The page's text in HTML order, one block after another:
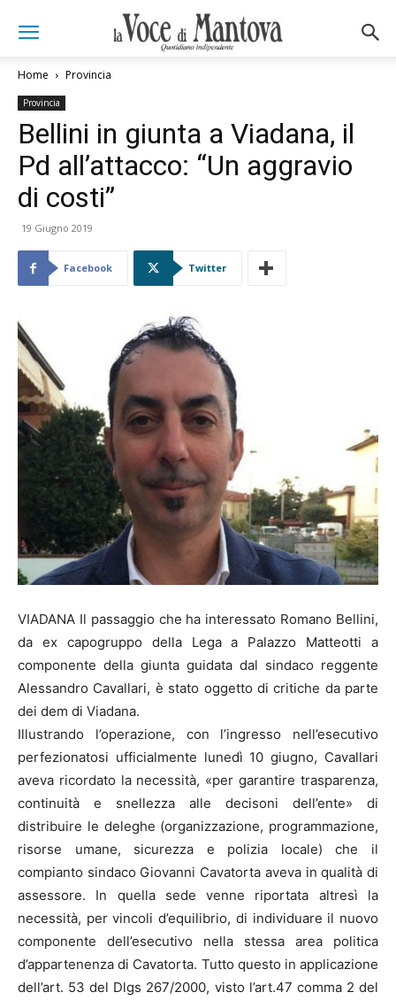
Home Provincia
Provincia
Bellini in giunta a Viadana, il
Pd all’attacco: “Un aggravio
di costi”
19 Giugno 2019
Facebook Twitter
VIADANA Il passaggio che ha interessato Romano Bellini,
da ex capogruppo della Lega a Palazzo Matteotti a
componente della giunta guidata dal sindaco reggente
Alessandro Cavallari, è stato oggetto di critiche da parte
dei dem di Viadana.
Illustrando l’operazione, con l’ingresso nell’esecutivo
perfezionatosi ufficialmente lunedì 10 giugno, Cavallari
aveva ricordato la necessità, «per garantire trasparenza,
continuità e snellezza alle decisoni dell’ente» di
distribuire le deleghe (organizzazione, programmazione,
risorse umane, sicurezza e polizia locale) che il
compianto sindaco Giovanni Cavatorta aveva in qualità di
assessore. In quella sede venne riportata altresì la
necessità, per vincoli d’equilibrio, di individuare il nuovo
componente dell’esecutivo nella stessa area politica
d’appartenenza di Cavatorta. Tutto questo in applicazione
dell’art. 53 del Dlgs 267/2000, visto l’art.47 comma 2 del